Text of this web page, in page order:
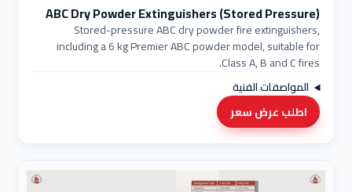
ABC Dry Powder Extinguishers (Stored Pressure)
Stored-pressure ABC dry powder fire extinguishers,
including a 6 kg Premier ABC powder model, suitable for
Class A, B and C fires.
المواصفات الفنية
اطلب عرض سعر